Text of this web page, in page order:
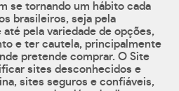
se tornando um hábito cada
brasileiros, seja pela
pela variedade de opções,
e ter cautela, principalmente
pretende comprar. O Site
sites desconhecidos e
sites seguros e confiáveis,